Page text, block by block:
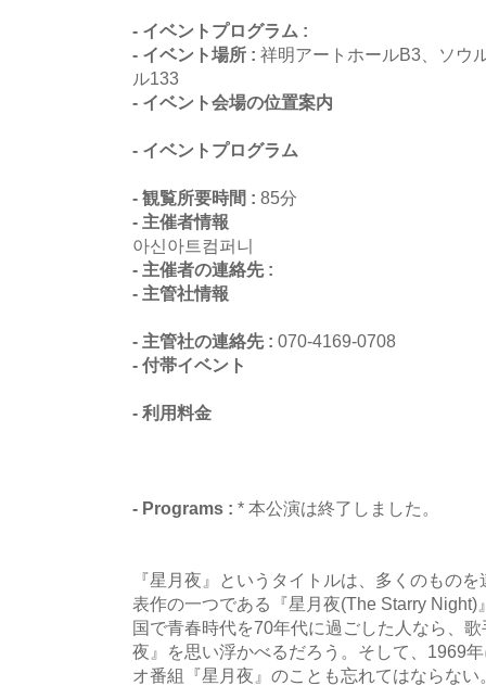
- イベントプログラム :
- イベント場所 : 祥明アートホールB3、ソウ
ル133
- イベント会場の位置案内
- イベントプログラム
- 観覧所要時間 : 85分
- 主催者情報
아신아트컴퍼니
- 主催者の連絡先 :
- 主管社情報
- 主管社の連絡先 : 070-4169-0708
- 付帯イベント
- 利用料金
- Programs : * 本公演は終了しました。
『星月夜』というタイトルは、多くのもの
表作の一つである『星月夜(The Starry
国で青春時代を70年代に過ごした人なら、
夜』を思い浮かべるだろう。そして、1969
オ番組『星月夜』のことも忘れてはならない